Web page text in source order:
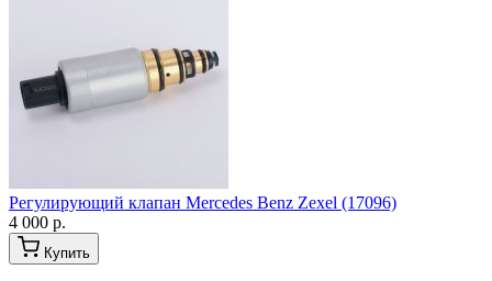
Регулирующий клапан Mercedes Benz Zexel (17096)
4 000 р.
Купить